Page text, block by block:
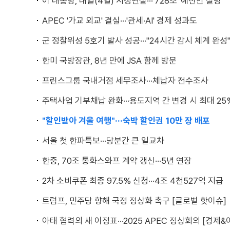
APEC '가교 외교' 결실···'관세·AI' 경제 성과도
군 정찰위성 5호기 발사 성공···"24시간 감시 체계 완성"
한미 국방장관, 8년 만에 JSA 함께 방문
프린스그룹 국내거점 세무조사···체납자 전수조사
주택사업 기부채납 완화···용도지역 간 변경 시 최대
"할인받아 겨울 여행"···숙박 할인권 10만 장 배포
서울 첫 한파특보···당분간 큰 일교차
한중, 70조 통화스와프 계약 갱신···5년 연장
2차 소비쿠폰 최종 97.5% 신청···4조 4천527억 지급
트럼프, 민주당 향해 국정 정상화 촉구 [글로벌 핫이슈]
아태 협력의 새 이정표···2025 APEC 정상회의 [경제&